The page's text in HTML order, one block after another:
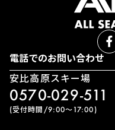
電話でのお問い合わせ
安比高原スキー場
0570-029-511
(受付時間/9:00〜17:00)